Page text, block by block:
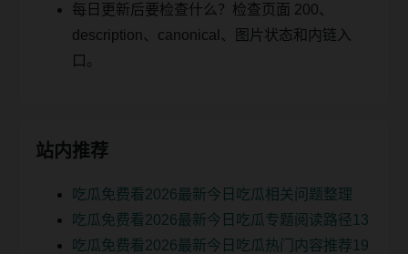
每日更新后要检查什么？检查页面 200、
description、canonical、图片状态和内链入
口。
站内推荐
吃瓜免费看2026最新今日吃瓜相关问题整理
吃瓜免费看2026最新今日吃瓜专题阅读路径13
吃瓜免费看2026最新今日吃瓜热门内容推荐19